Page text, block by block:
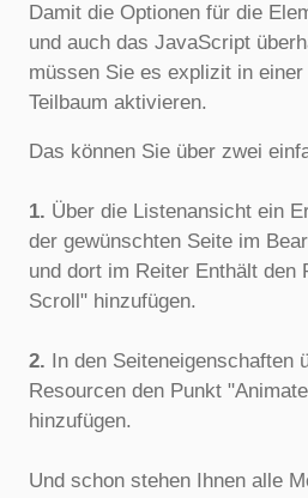
Damit die Optionen für die
und auch das JavaScript
müssen Sie es explizit in
Teilbaum aktivieren.
Das können Sie über zwei
1. Über die Listenansicht ein
der gewünschten Seite im
und dort im Reiter Enthält den
Scroll" hinzufügen.
2. In den Seiteneigenschaften
Resourcen den Punkt
hinzufügen.
Und schon stehen Ihnen alle